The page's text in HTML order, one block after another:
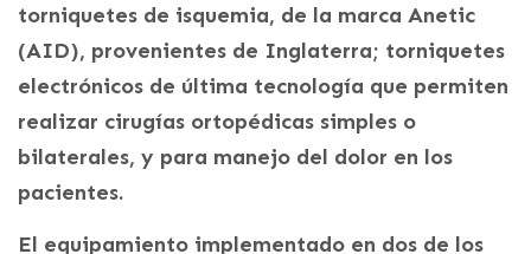
torniquetes de isquemia, de la marca Anetic
(AID), provenientes de Inglaterra; torniquetes
electrónicos de última tecnología que permiten
realizar cirugías ortopédicas simples o
bilaterales, y para manejo del dolor en los
pacientes.
El equipamiento implementado en dos de los